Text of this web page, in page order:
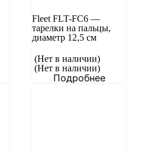
Fleet FLT-FC6 —
тарелки на пальцы,
диаметр 12,5 см
(Нет в наличии)
(Нет в наличии)
Подробнее